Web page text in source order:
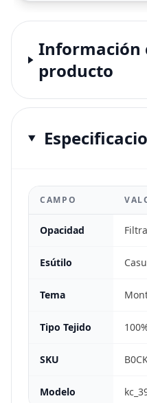
Información
producto
CAMPO
Opacidad
Esútilo
Tema
Tipo Tejido
SKU
Modelo